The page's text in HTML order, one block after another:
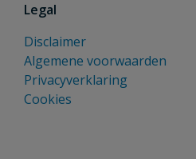
Legal
Disclaimer
Algemene voorwaarden
Privacyverklaring
Cookies